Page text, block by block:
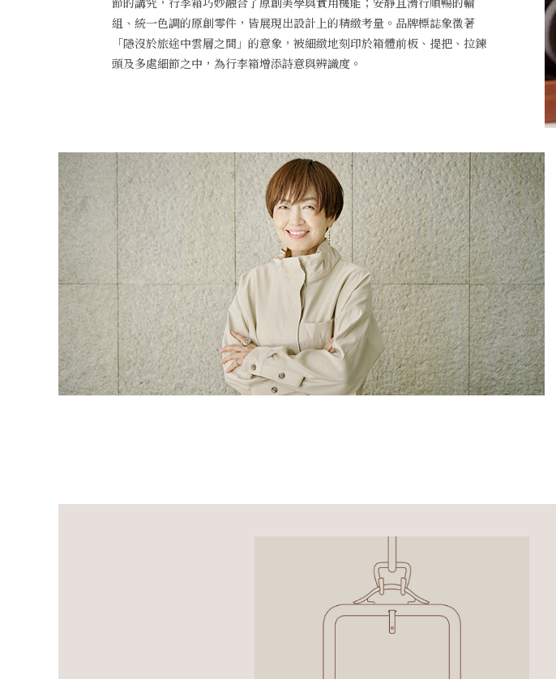
組、統一色調的原創零件，皆展現出設計上的精緻考量。品牌標誌象徵著
「隱沒於旅途中雲層之間」的意象，被細緻地刻印於箱體前板、提把、拉鍊
頭及多處細節之中，為行李箱增添詩意與辨識度。